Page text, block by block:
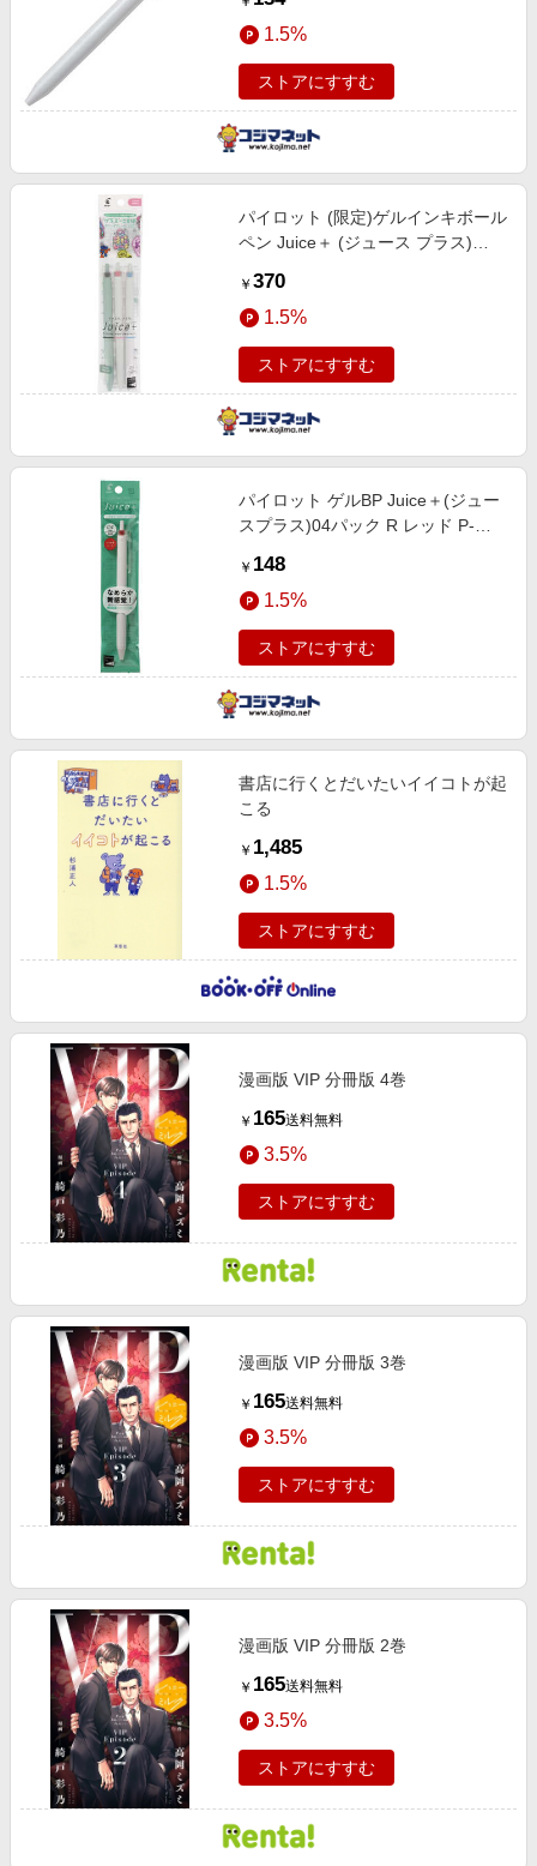
1.5%
ストアにすすむ
パイロット (限定)ゲルインキボール
ペン Juice＋ (ジュース プラス)
￥ 370
1.5%
ストアにすすむ
パイロット ゲルBP Juice＋(ジュー
スプラス)04パック R レッド P-
￥ 148
1.5%
ストアにすすむ
書店に行くとだいたいイイコトが起
こる
￥ 1,485
1.5%
ストアにすすむ
漫画版 VIP 分冊版 4巻
￥ 165送料無料
3.5%
ストアにすすむ
漫画版 VIP 分冊版 3巻
￥ 165送料無料
3.5%
ストアにすすむ
漫画版 VIP 分冊版 2巻
￥ 165送料無料
3.5%
ストアにすすむ